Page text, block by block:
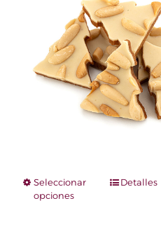
Seleccionar
opciones
EsteDetalles